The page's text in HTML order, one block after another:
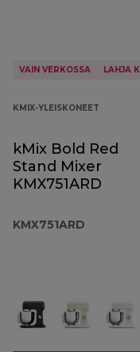
VAIN VERKOSSA LAHJA
KMIX-YLEISKONEET
kMix Bold Red
Stand Mixer
KMX751ARD
KMX751ARD